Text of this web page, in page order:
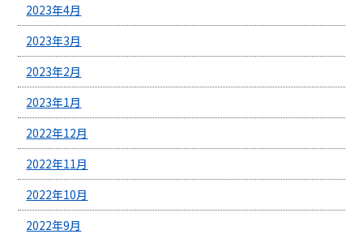
2023年4月
2023年3月
2023年2月
2023年1月
2022年12月
2022年11月
2022年10月
2022年9月